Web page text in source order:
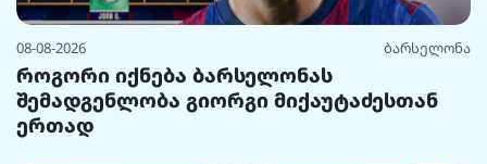
08-08-2026 ბარსელონა
როგორი იქნება ბარსელონას
შემადგენლობა გიორგი მიქაუტაძესთან
ერთად